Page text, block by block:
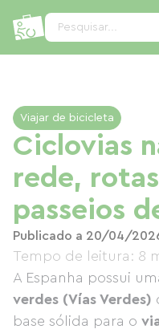
Pesquisar...
Viajar de bicicleta
Ciclovias
rede,
passeios
Publicado a 20/04/
Tempo de leitura: 8
A Espanha possui
verdes (Vías Verdes)
base sólida para o
Painel de